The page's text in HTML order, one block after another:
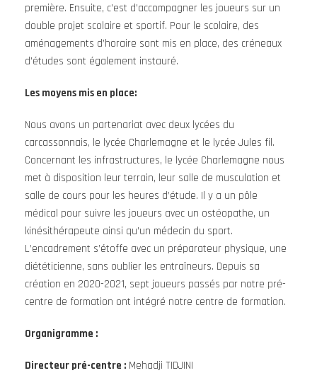
première. Ensuite, c’est d’accompagner les joueurs sur un
double projet scolaire et sportif. Pour le scolaire, des
aménagements d’horaire sont mis en place, des créneaux
d’études sont également instauré.
Les moyens mis en place:
Nous avons un partenariat avec deux lycées du
carcassonnais, le lycée Charlemagne et le lycée Jules fil.
Concernant les infrastructures, le lycée Charlemagne nous
met à disposition leur terrain, leur salle de musculation et
salle de cours pour les heures d’étude. Il y a un pôle
médical pour suivre les joueurs avec un ostéopathe, un
kinésithérapeute ainsi qu’un médecin du sport.
L’encadrement s’étoffe avec un préparateur physique, une
diététicienne, sans oublier les entraîneurs. Depuis sa
création en 2020-2021, sept joueurs passés par notre pré-
centre de formation ont intégré notre centre de formation.
Organigramme :
Directeur pré-centre : Mehadji TIDJINI